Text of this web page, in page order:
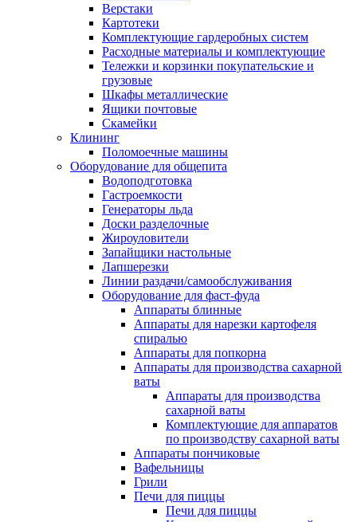
Верстаки
Картотеки
Комплектующие гардеробных систем
Расходные материалы и комплектующие
Тележки и корзинки покупательские и
грузовые
Шкафы металлические
Ящики почтовые
Скамейки
Клининг
Поломоечные машины
Оборудование для общепита
Водоподготовка
Гастроемкости
Генераторы льда
Доски разделочные
Жироуловители
Запайщики настольные
Лапшерезки
Линии раздачи/самообслуживания
Оборудование для фаст-фуда
Аппараты блинные
Аппараты для нарезки картофеля
спиралью
Аппараты для попкорна
Аппараты для производства сахарной
ваты
Аппараты для производства
сахарной ваты
Комплектующие для аппаратов
по производству сахарной ваты
Аппараты пончиковые
Вафельницы
Грили
Печи для пиццы
Печи для пиццы